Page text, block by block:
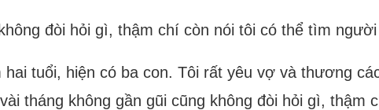
đòi hỏi gì, thậm chí còn nói tôi có thể tìm người
tuổi, hiện có ba con. Tôi rất yêu vợ và thương
tháng không gần gũi cũng không đòi hỏi gì, thậm